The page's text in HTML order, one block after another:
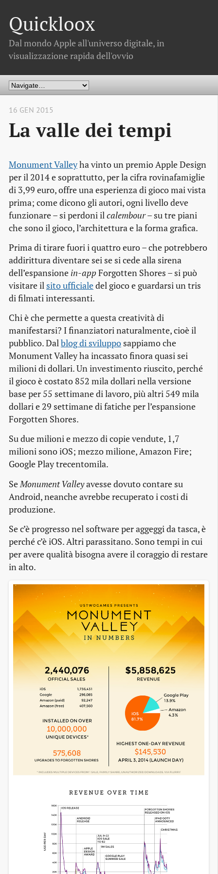
Quickloox
Dal mondo Apple all'universo digitale, in
visualizzazione rapida dell'ovvio
16 GEN 2015
La valle dei tempi
Monument Valleyha vinto un premio Apple Design
per il 2014 e soprattutto, per la cifra rovinafamiglie
di 3,99 euro, offre una esperienza di gioco mai vista
prima; come dicono gli autori, ogni livello deve
funzionare – si perdoni ilcalembour– su tre piani
che sono il gioco, l’architettura e la forma grafica.
Prima di tirare fuori i quattro euro – che potrebbero
addirittura diventare sei se si cede alla sirena
dell’espansione in-appForgotten Shores – si può
visitare il sito ufficialedel gioco e guardarsi un tris
di filmati interessanti.
Chi è che permette a questa creatività di
manifestarsi? I finanziatori naturalmente, cioè il
pubblico. Dalblog di sviluppo sappiamo che
Monument Valley ha incassato finora quasi sei
milioni di dollari. Un investimento riuscito, perché
il gioco è costato 852 mila dollari nella versione
base per 55 settimane di lavoro, più altri 549 mila
dollari e 29 settimane di fatiche per l’espansione
Forgotten Shores.
Su due milioni e mezzo di copie vendute, 1,7
milioni sono iOS; mezzo milione, Amazon Fire;
Google Play trecentomila.
Se Monument Valleyavesse dovuto contare su
Android, neanche avrebbe recuperato i costi di
produzione.
Se c’è progresso nel software per aggeggi da tasca, è
perché c’è iOS. Altri parassitano. Sono tempi in cui
per avere qualità bisogna avere il coraggio di restare
in alto.